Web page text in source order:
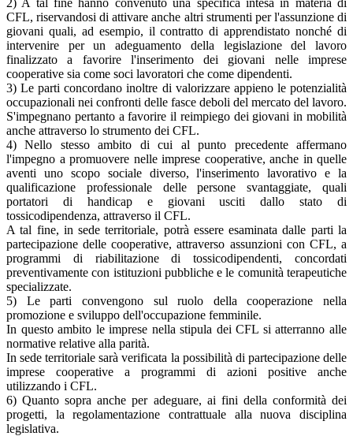
CFL, riservandosi di attivare anche altri strumenti per l'assunzione di
giovani quali, ad esempio, il contratto di apprendistato nonché di
intervenire per un adeguamento della legislazione del lavoro
finalizzato a favorire l'inserimento dei giovani nelle imprese
cooperative sia come soci lavoratori che come dipendenti.
3) Le parti concordano inoltre di valorizzare appieno le potenzialità
occupazionali nei confronti delle fasce deboli del mercato del lavoro.
S'impegnano pertanto a favorire il reimpiego dei giovani in mobilità
anche attraverso lo strumento dei CFL.
4) Nello stesso ambito di cui al punto precedente affermano
l'impegno a promuovere nelle imprese cooperative, anche in quelle
aventi uno scopo sociale diverso, l'inserimento lavorativo e la
qualificazione professionale delle persone svantaggiate, quali
portatori di handicap e giovani usciti dallo stato di
tossicodipendenza, attraverso il CFL.
A tal fine, in sede territoriale, potrà essere esaminata dalle parti la
partecipazione delle cooperative, attraverso assunzioni con CFL, a
programmi di riabilitazione di tossicodipendenti, concordati
preventivamente con istituzioni pubbliche e le comunità terapeutiche
specializzate.
5) Le parti convengono sul ruolo della cooperazione nella
promozione e sviluppo dell'occupazione femminile.
In questo ambito le imprese nella stipula dei CFL si atterranno alle
normative relative alla parità.
In sede territoriale sarà verificata la possibilità di partecipazione delle
imprese cooperative a programmi di azioni positive anche
utilizzando i CFL.
6) Quanto sopra anche per adeguare, ai fini della conformità dei
progetti, la regolamentazione contrattuale alla nuova disciplina
legislativa.